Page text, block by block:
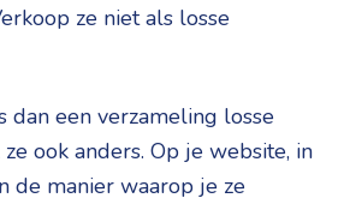
ze niet als losse
dan een verzameling losse
ook anders. Op je website, in
de manier waarop je ze